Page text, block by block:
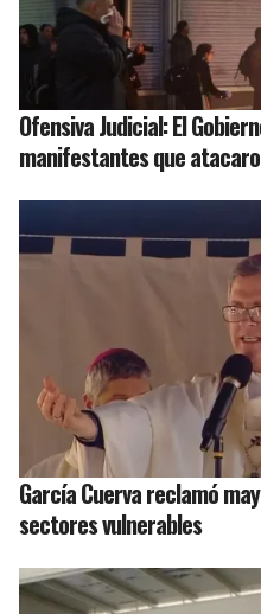
Ofensiva Judicial: El
manifestantes que
García Cuerva reclamó
sectores vulnerables